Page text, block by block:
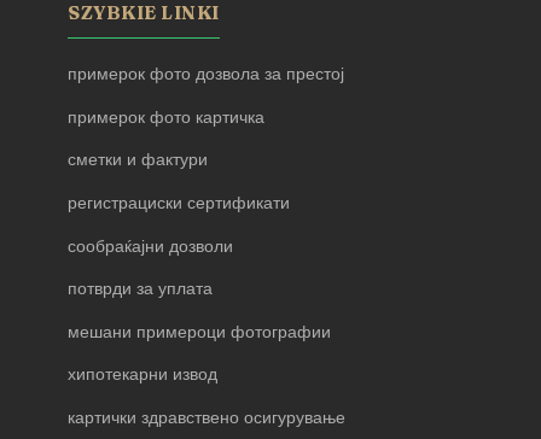
SZYBKIE LINKI
примерок фото дозвола за престој
примерок фото картичка
сметки и фактури
регистрациски сертификати
сообраќајни дозволи
потврди за уплата
мешани примероци фотографии
хипотекарни извод
картички здравствено осигурување